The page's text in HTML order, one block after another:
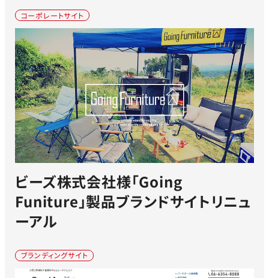
コーポレートサイト
ビーズ株式会社様「Going
Funiture」製品ブランドサイトリニュ
ーアル
ブランディングサイト